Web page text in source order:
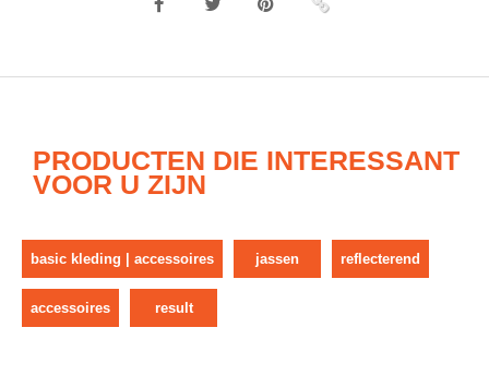
PRODUCTEN DIE INTERESSANT
VOOR U ZIJN
basic kleding | accessoires jassen reflecterend
accessoires result